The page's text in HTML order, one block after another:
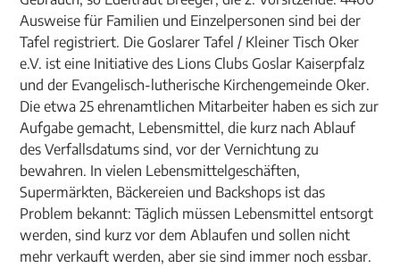
Ausweise für Familien und Einzelpersonen sind bei der
Tafel registriert. Die Goslarer Tafel / Kleiner Tisch Oker
e.V. ist eine Initiative des Lions Clubs Goslar Kaiserpfalz
und der Evangelisch-lutherische Kirchengemeinde Oker.
Die etwa 25 ehrenamtlichen Mitarbeiter haben es sich zur
Aufgabe gemacht, Lebensmittel, die kurz nach Ablauf
des Verfallsdatums sind, vor der Vernichtung zu
bewahren. In vielen Lebensmittelgeschäften,
Supermärkten, Bäckereien und Backshops ist das
Problem bekannt: Täglich müssen Lebensmittel entsorgt
werden, sind kurz vor dem Ablaufen und sollen nicht
mehr verkauft werden, aber sie sind immer noch essbar.